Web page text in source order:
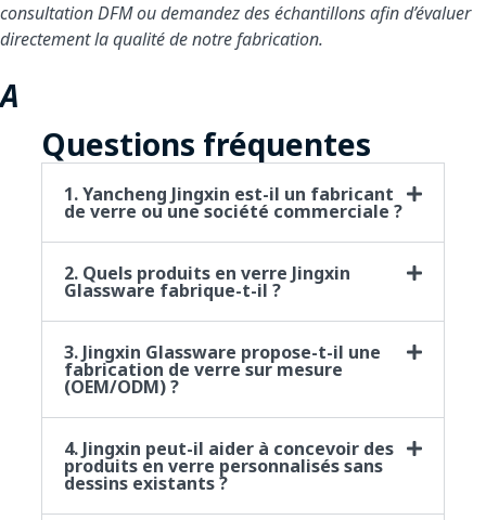
consultation DFM ou demandez des échantillons afin d’évaluer
directement la qualité de notre fabrication.
Auteur Jack Wang
Questions fréquentes
1. Yancheng Jingxin est-il un fabricant
de verre ou une société commerciale ?
2. Quels produits en verre Jingxin
Glassware fabrique-t-il ?
3. Jingxin Glassware propose-t-il une
fabrication de verre sur mesure
(OEM/ODM) ?
4. Jingxin peut-il aider à concevoir des
produits en verre personnalisés sans
dessins existants ?